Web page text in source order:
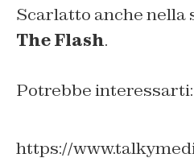
Scarlatto anche nella
The Flash.
Potrebbe interessarti:
https://